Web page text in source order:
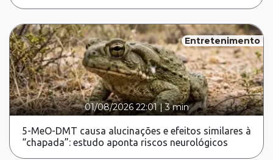
Entretenimento
01/08/2026 22:01|3 min
5-MeO-DMT causa alucinações e efeitos similares à
“chapada”: estudo aponta riscos neurológicos